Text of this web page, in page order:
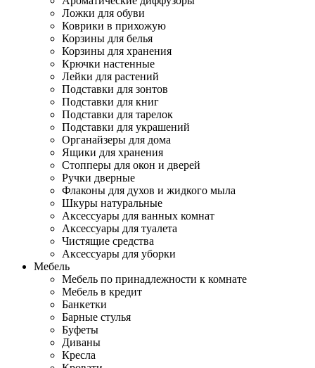
Ложки для обуви
Коврики в прихожую
Корзины для белья
Корзины для хранения
Крючки настенные
Лейки для растений
Подставки для зонтов
Подставки для книг
Подставки для тарелок
Подставки для украшений
Органайзеры для дома
Ящики для хранения
Стопперы для окон и дверей
Ручки дверные
Флаконы для духов и жидкого мыла
Шкуры натуральные
Аксессуары для ванных комнат
Аксессуары для туалета
Чистящие средства
Аксессуары для уборки
Мебель
Мебель по принадлежности к комнате
Мебель в кредит
Банкетки
Барные стулья
Буфеты
Диваны
Кресла